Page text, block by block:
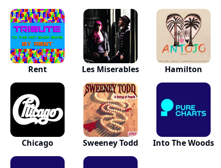
Rent Les Miserables Hamilton
Chicago Sweeney Todd Into The Woods